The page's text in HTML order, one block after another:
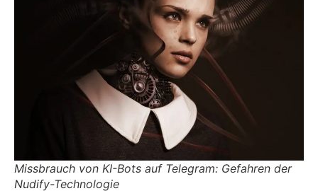
Missbrauch von KI-Bots auf Telegram: Gefahren der
Nudify-Technologie